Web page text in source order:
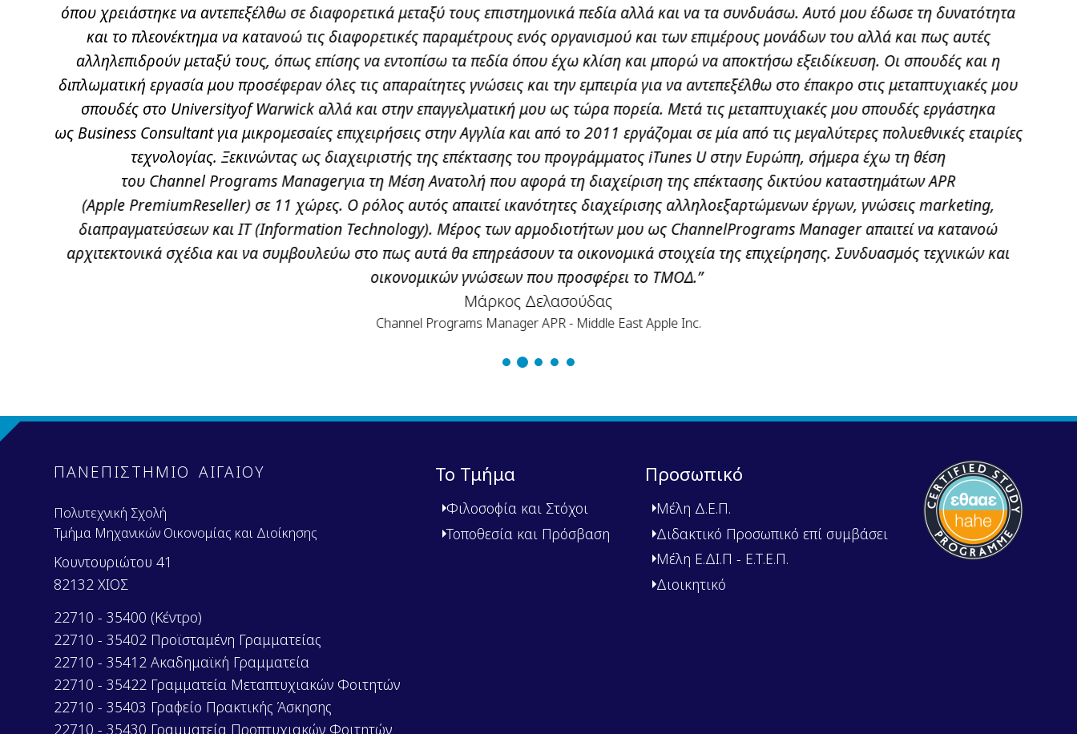
όπου χρειάστηκε να αντεπεξέλθω σε διαφορετικά μεταξύ τους επιστημονικά πεδία αλλά και να τα συνδυάσω. Αυτό μου έδωσε τη δυνατότητα
και το πλεονέκτημα να κατανοώ τις διαφορετικές παραμέτρους ενός οργανισμού και των επιμέρους μονάδων του αλλά και πως αυτές
αλληλεπιδρούν μεταξύ τους, όπως επίσης να εντοπίσω τα πεδία όπου έχω κλίση και μπορώ να αποκτήσω εξειδίκευση. Οι σπουδές και η
διπλωματική εργασία μου προσέφεραν όλες τις απαραίτητες γνώσεις και την εμπειρία για να αντεπεξέλθω στο έπακρο στις μεταπτυχιακές μου
σπουδές στο Universityof Warwick αλλά και στην επαγγελματική μου ως τώρα πορεία. Μετά τις μεταπτυχιακές μου σπουδές εργάστηκα
ως Business Consultant για μικρομεσαίες επιχειρήσεις στην Αγγλία και από το 2011 εργάζομαι σε μία από τις μεγαλύτερες πολυεθνικές εταιρίες
τεχνολογίας. Ξεκινώντας ως διαχειριστής της επέκτασης του προγράμματος iTunes U στην Ευρώπη, σήμερα έχω τη θέση
του Channel Programs Managerγια τη Μέση Ανατολή που αφορά τη διαχείριση της επέκτασης δικτύου καταστημάτων APR
(Apple PremiumReseller) σε 11 χώρες. Ο ρόλος αυτός απαιτεί ικανότητες διαχείρισης αλληλοεξαρτώμενων έργων, γνώσεις marketing,
διαπραγματεύσεων και IT (Information Technology). Μέρος των αρμοδιοτήτων μου ως ChannelPrograms Manager απαιτεί να κατανοώ
αρχιτεκτονικά σχέδια και να συμβουλεύω στο πως αυτά θα επηρεάσουν τα οικονομικά στοιχεία της επιχείρησης. Συνδυασμός τεχνικών και
οικονομικών γνώσεων που προσφέρει το TΜΟΔ.”
Μάρκος Δελασούδας
Channel Programs Manager APR - Middle East Apple Inc.
ΠΑΝΕΠΙΣΤΗΜΙΟ ΑΙΓΑΙΟΥ
Πολυτεχνική Σχολή
Τμήμα Μηχανικών Οικονομίας και Διοίκησης
Κουντουριώτου 41
82132 ΧΙΟΣ
22710 - 35400 (Κέντρο)
22710 - 35402 Προϊσταμένη Γραμματείας
22710 - 35412 Ακαδημαϊκή Γραμματεία
22710 - 35422 Γραμματεία Μεταπτυχιακών Φοιτητών
22710 - 35403 Γραφείο Πρακτικής Άσκησης
22710 - 35430 Γραμματεία Προπτυχιακών Φοιτητών
Το Τμήμα
Φιλοσοφία και Στόχοι
Τοποθεσία και Πρόσβαση
Προσωπικό
Μέλη Δ.Ε.Π.
Διδακτικό Προσωπικό επί συμβάσει
Μέλη Ε.ΔΙ.Π - Ε.Τ.Ε.Π.
Διοικητικό